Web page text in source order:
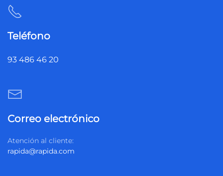
Teléfono
93 486 46 20
Correo electrónico
Atención al cliente:
rapida@rapida.com